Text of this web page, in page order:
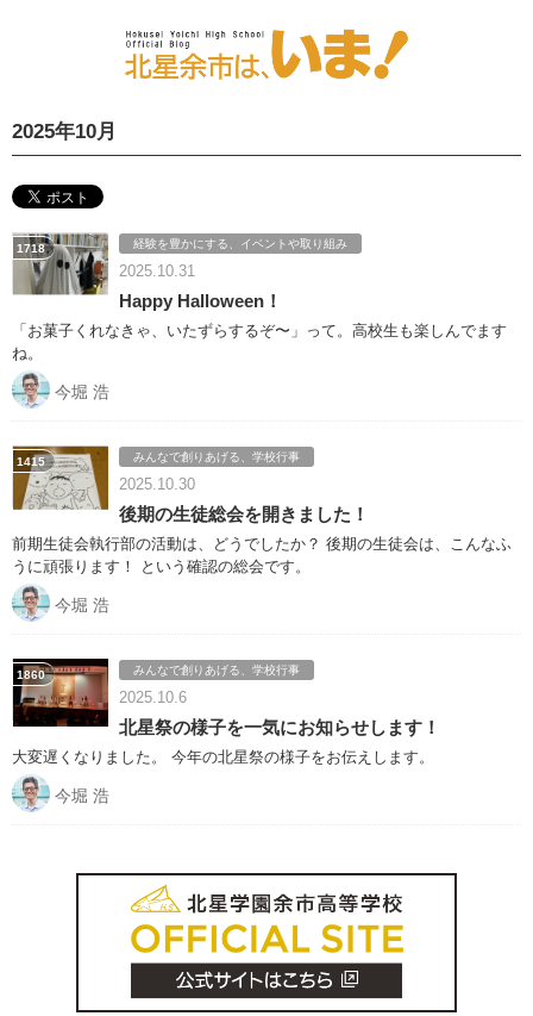
2025年10月
経験を豊かにする、イベントや取り組み
2025.10.31
Happy Halloween！
1718
「お菓子くれなきゃ、いたずらするぞ〜」って。高校生も楽しんでます
ね。
今堀 浩
みんなで創りあげる、学校行事
2025.10.30
後期の生徒総会を開きました！
1415
前期生徒会執行部の活動は、どうでしたか？ 後期の生徒会は、こんなふ
うに頑張ります！ という確認の総会です。
今堀 浩
みんなで創りあげる、学校行事
2025.10.6
北星祭の様子を一気にお知らせします！
1860
大変遅くなりました。 今年の北星祭の様子をお伝えします。
今堀 浩